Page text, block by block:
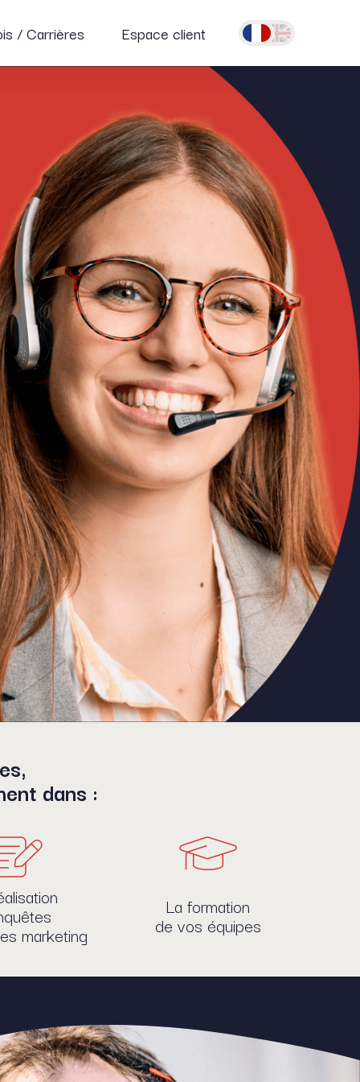
/ Carrières Espace client
dans :
marketing
La formation
de vos équipes